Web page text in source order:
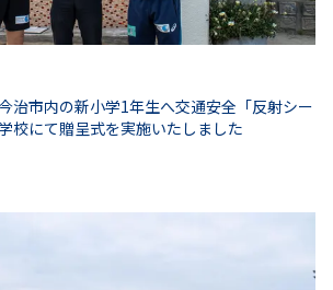
治市内の新小学1年生へ交通安全「反射シー
校にて贈呈式を実施いたしました